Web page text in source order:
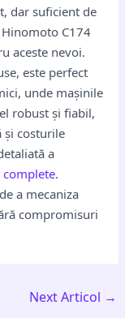
dar suficient de
C174
aceste nevoi.
este perfect
unde mașinile
robust și fiabil,
și costurile
a
.
a mecaniza
compromisuri
Next Articol →